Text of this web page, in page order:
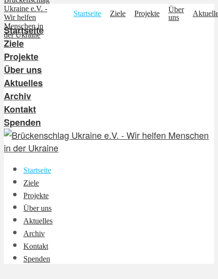
Startseite Ziele Projekte
Über
uns
Startseite
Ziele
Projekte
Über uns
Aktuelles
Archiv
Kontakt
Spenden
Startseite
Ziele
Projekte
Über uns
Aktuelles
Archiv
Kontakt
Spenden